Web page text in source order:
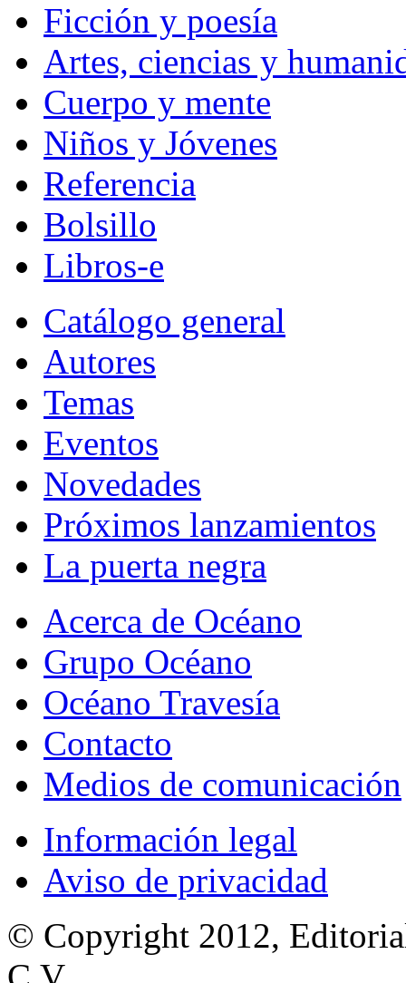
Ficción y poesía
Artes, ciencias y
Cuerpo y mente
Niños y Jóvenes
Referencia
Bolsillo
Libros-e
Catálogo general
Autores
Temas
Eventos
Novedades
Próximos lanzamientos
La puerta negra
Acerca de Océano
Grupo Océano
Océano Travesía
Contacto
Medios de comunicación
Información legal
Aviso de privacidad
© Copyright 2012,